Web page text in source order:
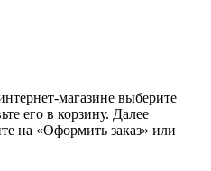
магазине выберите
его в корзину. Далее
на «Оформить заказ» или